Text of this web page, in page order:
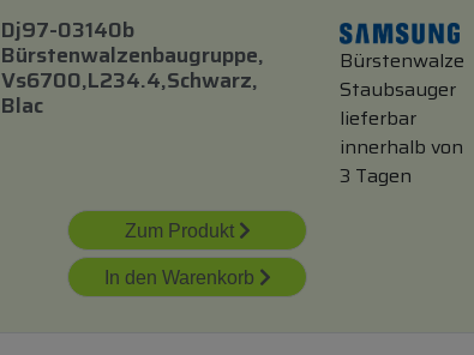
Dj97-03140b
Bürstenwalzenbaugruppe,
Vs6700,l234.4,schwarz,
Blac
Bürstenwalze
Staubsauger
lieferbar
innerhalb von
3 Tagen
Zum Produkt
In den Warenkorb